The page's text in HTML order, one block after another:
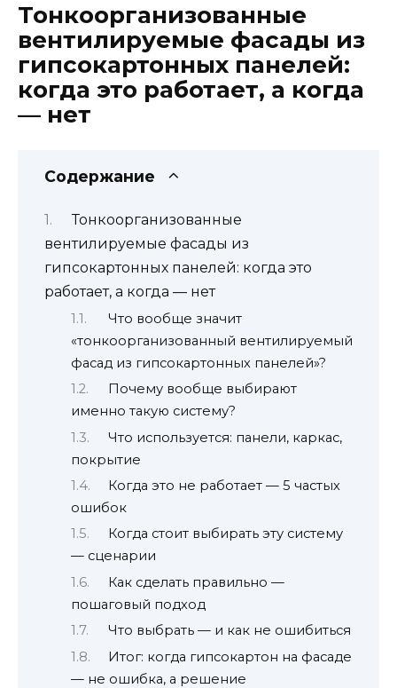
Тонкоорганизованные
вентилируемые фасады из
гипсокартонных панелей:
когда это работает, а когда
— нет
Содержание
Тонкоорганизованные
вентилируемые фасады из
гипсокартонных панелей: когда это
работает, а когда — нет
Что вообще значит
«тонкоорганизованный вентилируемый
фасад из гипсокартонных панелей»?
Почему вообще выбирают
именно такую систему?
Что используется: панели, каркас,
покрытие
Когда это не работает — 5 частых
ошибок
Когда стоит выбирать эту систему
— сценарии
Как сделать правильно —
пошаговый подход
Что выбрать — и как не ошибиться
Итог: когда гипсокартон на фасаде
— не ошибка, а решение